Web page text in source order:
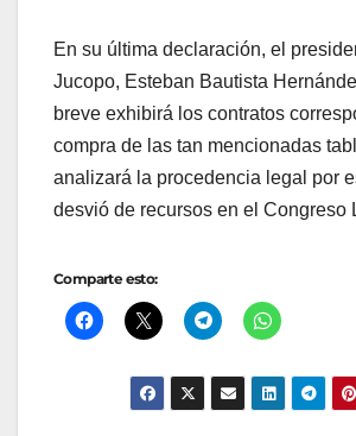
En su última declaración, el
Jucopo, Esteban Bautista
breve exhibirá los contratos
compra de las tan mencionadas
analizará la procedencia legal por
desvió de recursos en el Congreso
Comparte esto: